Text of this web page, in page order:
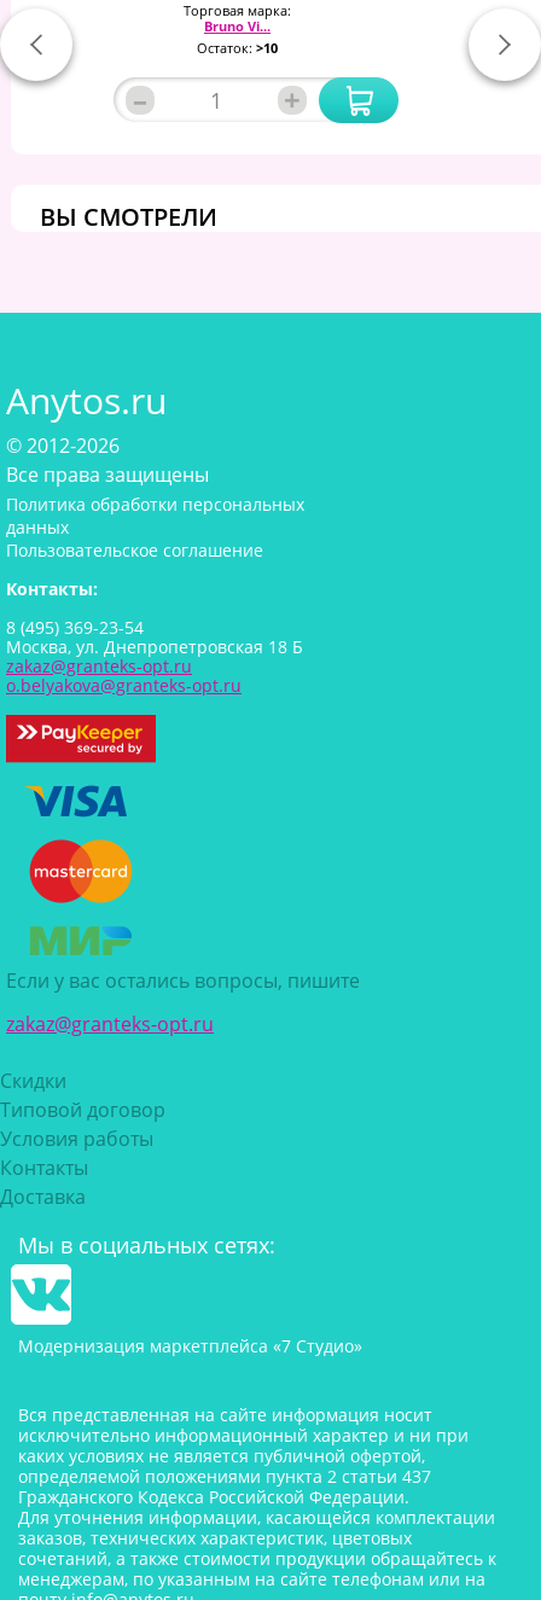
Торговая марка:
Bruno Vi...
Остаток: >10
– +
ВЫ СМОТРЕЛИ
Anytos.ru
© 2012-2026
Все права защищены
Политика обработки персональных
данных
Пользовательское соглашение
Контакты:
8 (495) 369-23-54
Москва, ул. Днепропетровская 18 Б
zakaz@granteks-opt.ru
o.belyakova@granteks-opt.ru
Если у вас остались вопросы, пишите
zakaz@granteks-opt.ru
Скидки
Типовой договор
Условия работы
Контакты
Доставка
Мы в социальных сетях:
Модернизация маркетплейса «7 Студио»
Вся представленная на сайте информация носит
исключительно информационный характер и ни при
каких условиях не является публичной офертой,
определяемой положениями пункта 2 статьи 437
Гражданского Кодекса Российской Федерации.
Для уточнения информации, касающейся комплектации
заказов, технических характеристик, цветовых
сочетаний, а также стоимости продукции обращайтесь к
менеджерам, по указанным на сайте телефонам или на